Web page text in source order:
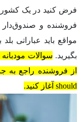
فرض کنید در یک کشور
فروشنده و صندوق‌دار
مواقع باید عباراتی
بگیرید.
از فروشنده راجع به
should آغاز کنید.